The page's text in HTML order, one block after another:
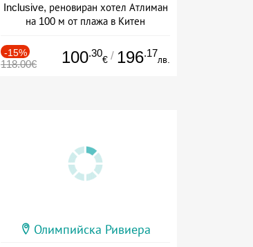
Inclusive, реновиран хотел Атлиман
на 100 м от плажа в Китен
-15%
118.00€ 100.30
€ / 196.17
лв.
Олимпийска Ривиера